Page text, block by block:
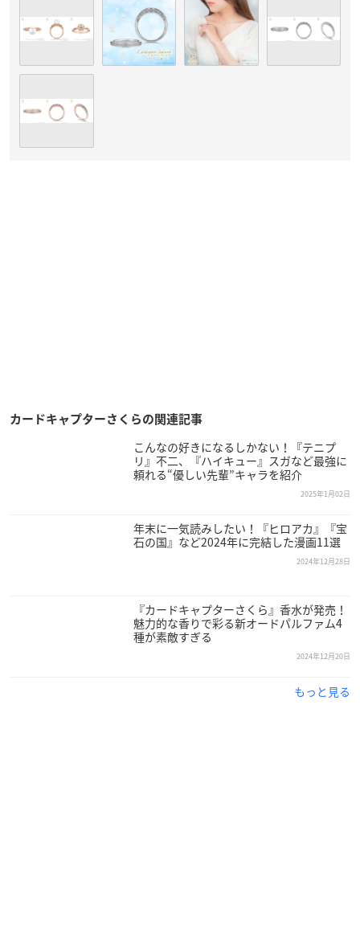
カードキャプターさくらの関連記事
こんなの好きになるしかない！『テニプ
リ』不二、『ハイキュー』スガなど最強に
頼れる“優しい先輩”キャラを紹介
2025年1月02日
年末に一気読みしたい！『ヒロアカ』『宝
石の国』など2024年に完結した漫画11選
2024年12月28日
『カードキャプターさくら』香水が発売！
魅力的な香りで彩る新オードパルファム4
種が素敵すぎる
2024年12月20日
もっと見る